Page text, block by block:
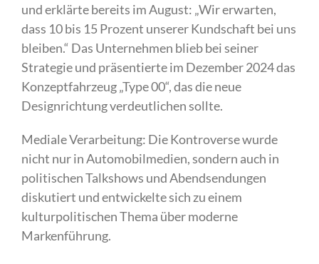
und erklärte bereits im August: „Wir erwarten,
dass 10 bis 15 Prozent unserer Kundschaft bei uns
bleiben.“ Das Unternehmen blieb bei seiner
Strategie und präsentierte im Dezember 2024 das
Konzeptfahrzeug „Type 00“, das die neue
Designrichtung verdeutlichen sollte.
Mediale Verarbeitung: Die Kontroverse wurde
nicht nur in Automobilmedien, sondern auch in
politischen Talkshows und Abendsendungen
diskutiert und entwickelte sich zu einem
kulturpolitischen Thema über moderne
Markenführung.